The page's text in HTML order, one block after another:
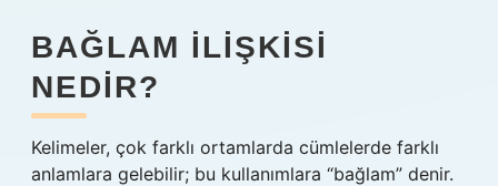
BAĞLAM ILIŞKISI
NEDIR?
Kelimeler, çok farklı ortamlarda cümlelerde farklı
anlamlara gelebilir; bu kullanımlara “bağlam” denir.